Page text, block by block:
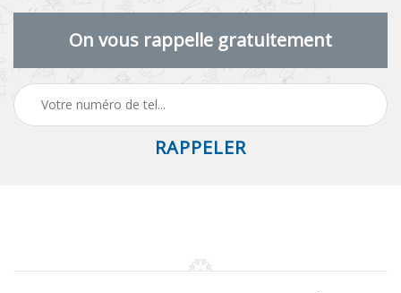
On vous rappelle gratuitement